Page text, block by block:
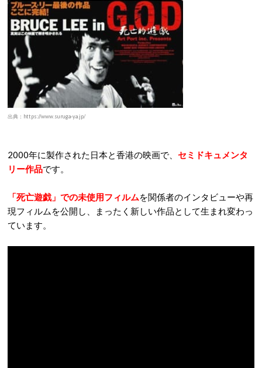
出典：https://www.suruga-ya.jp/
2000年に製作された日本と香港の映画で、 セミドキュメンタ
リー作品です。
「死亡遊戯」での未使用フィルムを関係者のインタビューや再
現フィルムを公開し、まったく新しい作品として生まれ変わっ
ています。